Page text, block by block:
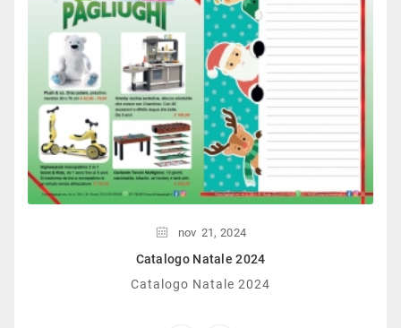
nov 21, 2024
Catalogo Natale 2024
Catalogo Natale 2024